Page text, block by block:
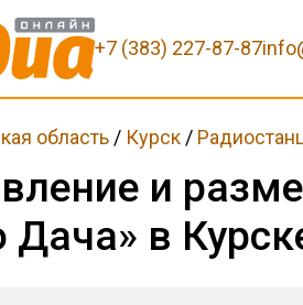
+7 (383) 227-87-87
область / Курск /
и
Дача» в